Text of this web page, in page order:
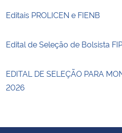
Editais PROLICEN e FIENB
Edital de Seleção de Bolsista
EDITAL DE SELEÇÃO PARA
2026